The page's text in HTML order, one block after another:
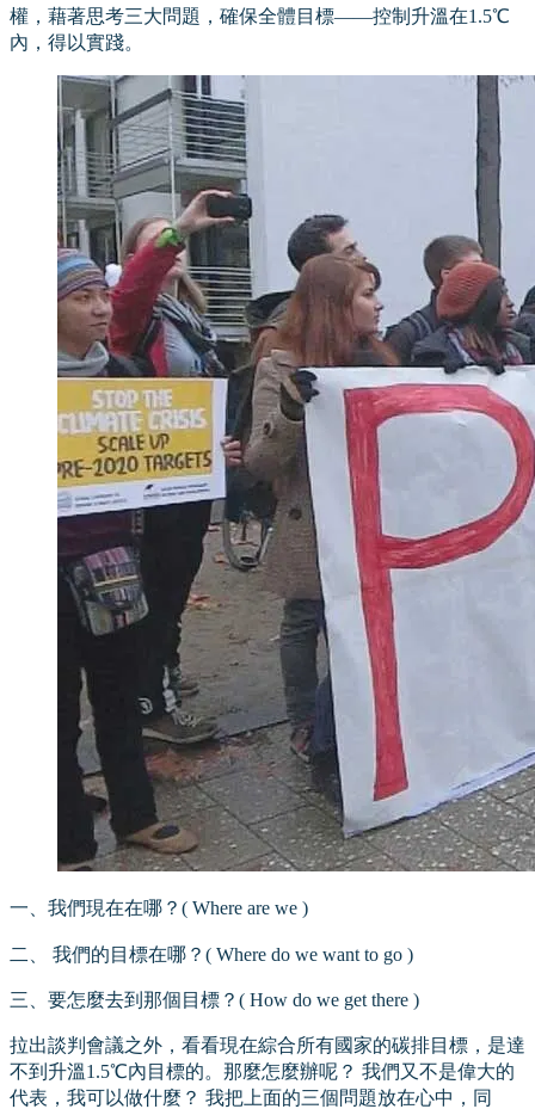
權，藉著思考三大問題，確保全體目標——控制升溫在1.5℃
內，得以實踐。
一、我們現在在哪？( Where are we )
二、 我們的目標在哪？( Where do we want to go )
三、要怎麼去到那個目標？( How do we get there )
拉出談判會議之外，看看現在綜合所有國家的碳排目標，是達
不到升溫1.5℃內目標的。那麼怎麼辦呢？ 我們又不是偉大的
代表，我可以做什麼？ 我把上面的三個問題放在心中，同